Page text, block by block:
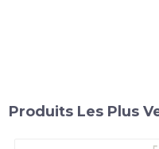
Produits Les Plus